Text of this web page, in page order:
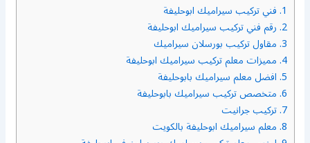
1. فني تركيب سيراميك ابوحليفة
2. رقم فني تركيب سيراميك ابوحليفة
3. مقاول تركيب بورسلان سيراميك
4. مميزات معلم تركيب سيراميك ابوحليفة
5. افضل معلم سيراميك بابوحليفة
6. متخصص تركيب سيراميك بابوحليفة
7. تركيب جرانيت
8. معلم سيراميك ابوحليفة بالكويت